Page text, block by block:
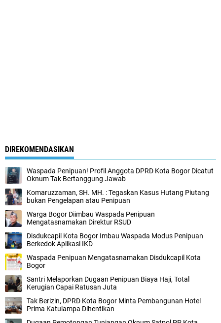
DIREKOMENDASIKAN
Waspada Penipuan! Profil Anggota DPRD Kota Bogor Dicatut
Oknum Tak Bertanggung Jawab
Komaruzzaman, SH. MH. : Tegaskan Kasus Hutang Piutang
bukan Pengelapan atau Penipuan
Warga Bogor Diimbau Waspada Penipuan
Mengatasnamakan Direktur RSUD
Disdukcapil Kota Bogor Imbau Waspada Modus Penipuan
Berkedok Aplikasi IKD
Waspada Penipuan Mengatasnamakan Disdukcapil Kota
Bogor
Santri Melaporkan Dugaan Penipuan Biaya Haji, Total
Kerugian Capai Ratusan Juta
Tak Berizin, DPRD Kota Bogor Minta Pembangunan Hotel
Prima Katulampa Dihentikan